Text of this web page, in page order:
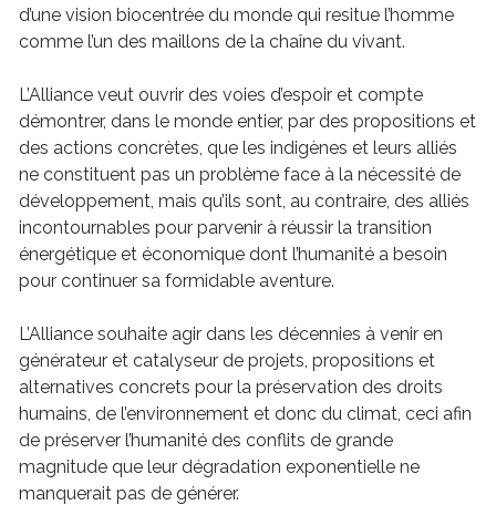
d’une vision biocentrée du monde qui resitue l’homme
comme l’un des maillons de la chaîne du vivant.
L’Alliance veut ouvrir des voies d’espoir et compte
démontrer, dans le monde entier, par des propositions et
des actions concrètes, que les indigènes et leurs alliés
ne constituent pas un problème face à la nécessité de
développement, mais qu’ils sont, au contraire, des alliés
incontournables pour parvenir à réussir la transition
énergétique et économique dont l’humanité a besoin
pour continuer sa formidable aventure.
L’Alliance souhaite agir dans les décennies à venir en
générateur et catalyseur de projets, propositions et
alternatives concrets pour la préservation des droits
humains, de l’environnement et donc du climat, ceci afin
de préserver l’humanité des conflits de grande
magnitude que leur dégradation exponentielle ne
manquerait pas de générer.